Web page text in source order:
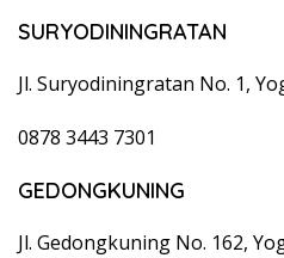
SURYODININGRATAN
Jl. Suryodiningratan No. 1,
0878 3443 7301
GEDONGKUNING
Jl. Gedongkuning No. 162,